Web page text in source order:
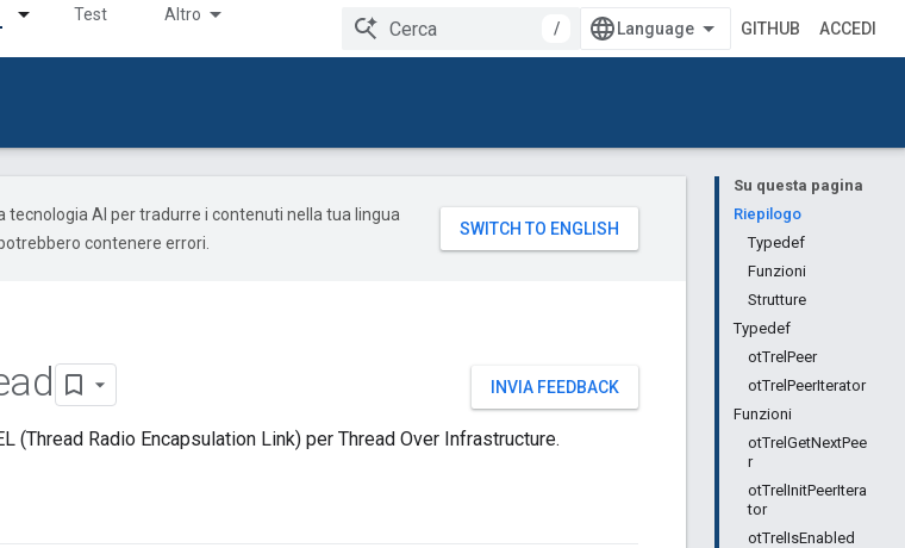
Test Altro
/ GITHUB ACCEDI
Su questa pagina
Riepilogo
Typedef
Funzioni
Strutture
Typedef
otTrelPeer
otTrelPeerIterator
Funzioni
otTrelGetNextPee
r
otTrelInitPeerItera
tor
otTrelIsEnabled
tecnologia AI per tradurre i contenuti nella tua lingua
contenere errori.
INVIA FEEDBACK
(Thread Radio Encapsulation Link) per Thread Over Infrastructure.